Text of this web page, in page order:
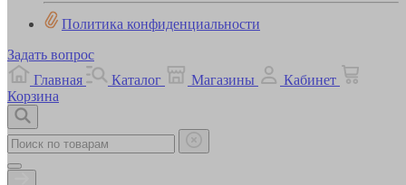
Политика конфиденциальности
Задать вопрос
Главная
Каталог Магазины
Кабинет
Корзина